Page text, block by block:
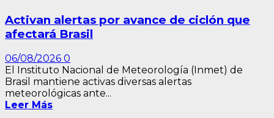
Activan alertas por avance de ciclón que
afectará Brasil
06/08/2026 0
El Instituto Nacional de Meteorología (Inmet) de
Brasil mantiene activas diversas alertas
meteorológicas ante...
Leer Más